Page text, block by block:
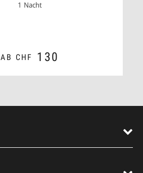
1 Nacht
AB CHF 130